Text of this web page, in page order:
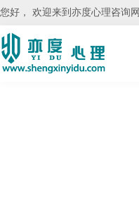
您好， 欢迎来到亦度心理咨询网